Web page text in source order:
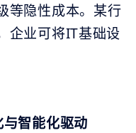
等隐性成本。某行
企业可将IT基础设
与智能化驱动